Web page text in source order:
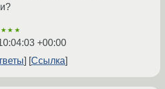
+00:00
Ссылка